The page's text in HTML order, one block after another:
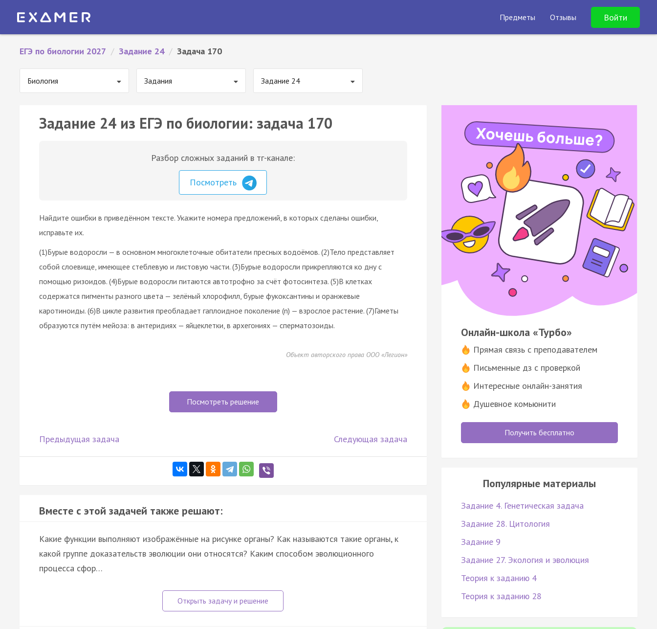
Предметы Отзывы Войти
ЕГЭ по биологии 2027 / Задание 24 / Задача 170
Биология Задания Задание 24
Задание 24 из ЕГЭ по биологии: задача 170
Разбор сложных заданий в тг-канале:
Посмотреть
Найдите ошибки в приведённом тексте. Укажите номера предложений, в которых сделаны ошибки,
исправьте их.
(1)Бурые водоросли — в основном многоклеточные обитатели пресных водоёмов. (2)Тело представляет
собой слоевище, имеющее стеблевую и листовую части. (3)Бурые водоросли прикрепляются ко дну с
помощью ризоидов. (4)Бурые водоросли питаются автотрофно за счёт фотосинтеза. (5)В клетках
содержатся пигменты разного цвета — зелёный хлорофилл, бурые фукоксантины и оранжевые
каротиноиды. (6)В цикле развития преобладает гаплоидное поколение (n) — взрослое растение. (7)Гаметы
образуются путём мейоза: в антеридиях — яйцеклетки, в архегониях — сперматозоиды.
Объект авторского права ООО «Легион»
Посмотреть решение
Предыдущая задача Следующая задача
Вместе с этой задачей также решают:
Какие функции выполняют изображённые на рисунке органы? Как называются такие органы, к
какой группе доказательств эволюции они относятся? Каким способом эволюционного
процесса сфор…
Онлайн-школа «Турбо»
Прямая связь с преподавателем
Письменные дз с проверкой
Интересные онлайн-занятия
Душевное комьюнити
Получить бесплатно
Популярные материалы
Задание 4. Генетическая задача
Задание 28. Цитология
Задание 9
Задание 27. Экология и эволюция
Теория к заданию 4
Теория к заданию 28